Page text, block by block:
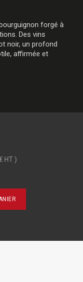
forgé à
Des vins
noir, un profond
affirmée et
HT )